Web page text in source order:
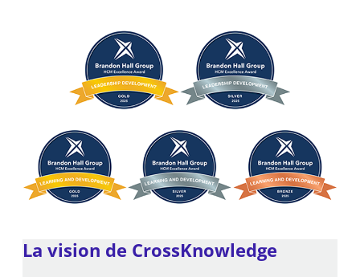
La vision de CrossKnowledge